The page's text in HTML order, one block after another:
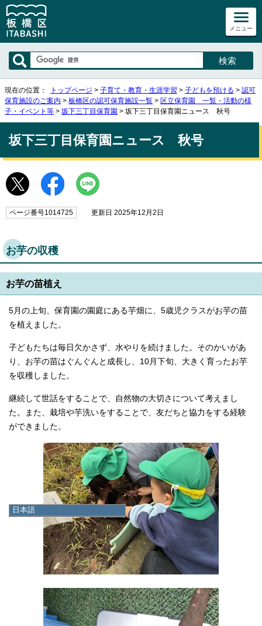
メニュー
日本語
現在の位置： トップページ > 子育て・教育・生涯学習 > 子どもを預ける > 認可
保育施設のご案内 > 板橋区の認可保育施設一覧 > 区立保育園 一覧・活動の様
子・イベント等 > 坂下三丁目保育園 > 坂下三丁目保育園ニュース 秋号
坂下三丁目保育園ニュース 秋号
ページ番号1014725 更新日 2025年12月2日
お芋の収穫
お芋の苗植え
5月の上旬、保育園の園庭にある芋畑に、5歳児クラスがお芋の苗
を植えました。
子どもたちは毎日欠かさず、水やりを続けました。そのかいがあ
り、お芋の苗はぐんぐんと成長し、10月下旬、大きく育ったお芋
を収穫しました。
継続して世話をすることで、自然物の大切さについて考えまし
た。また、栽培や芋洗いをすることで、友だちと協力をする経験
ができました。